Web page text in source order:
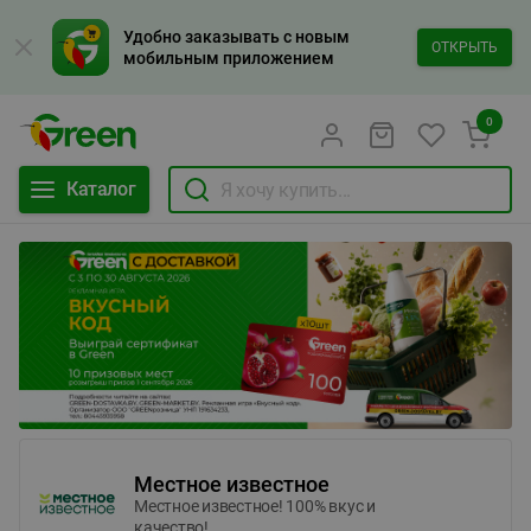
Удобно заказывать с новым
мобильным приложением
ОТКРЫТЬ
Каталог
0
Местное известное
Местное известное! 100% вкус и